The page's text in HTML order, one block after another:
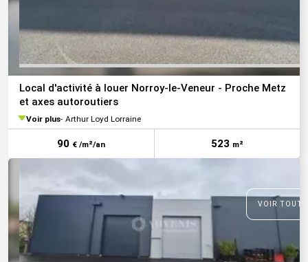
Local d'activité à louer Norroy-le-Veneur - Proche Metz
et axes autoroutiers
Voir plus Arthur Loyd Lorraine
90 € /m²/an 523 m²
VOIR